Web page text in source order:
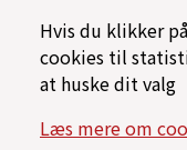
Hvis du klikker
cookies til
at huske dit valg
Læs mere om